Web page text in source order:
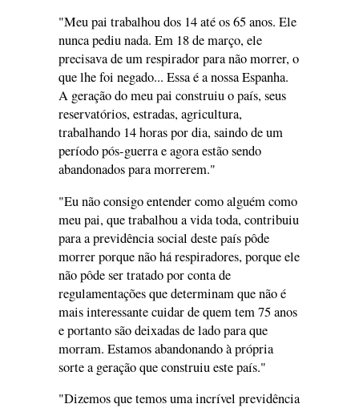
"Meu pai trabalhou dos 14 até os 65 anos. Ele
nunca pediu nada. Em 18 de março, ele
precisava de um respirador para não morrer, o
que lhe foi negado... Essa é a nossa Espanha.
A geração do meu pai construiu o país, seus
reservatórios, estradas, agricultura,
trabalhando 14 horas por dia, saindo de um
período pós-guerra e agora estão sendo
abandonados para morrerem."
"Eu não consigo entender como alguém como
meu pai, que trabalhou a vida toda, contribuiu
para a previdência social deste país pôde
morrer porque não há respiradores, porque ele
não pôde ser tratado por conta de
regulamentações que determinam que não é
mais interessante cuidar de quem tem 75 anos
e portanto são deixadas de lado para que
morram. Estamos abandonando à própria
sorte a geração que construiu este país."
"Dizemos que temos uma incrível previdência